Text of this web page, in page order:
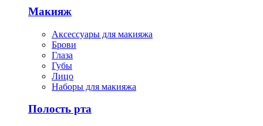
Макияж
Аксессуары для макияжа
Брови
Глаза
Губы
Лицо
Наборы для макияжа
Полость рта